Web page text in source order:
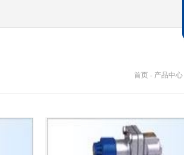
首页 - 产品中心